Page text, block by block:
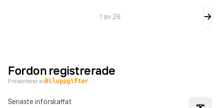
1 av 26
Fordon registrerade
Presenterat av
Senaste införskaffat